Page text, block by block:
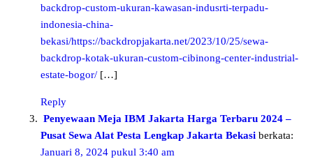
backdrop-custom-ukuran-kawasan-indusrti-terpadu-
indonesia-china-
bekasi/https://backdropjakarta.net/2023/10/25/sewa-
backdrop-kotak-ukuran-custom-cibinong-center-industrial-
estate-bogor/ […]
Reply
Penyewaan Meja IBM Jakarta Harga Terbaru 2024 –
Pusat Sewa Alat Pesta Lengkap Jakarta Bekasi berkata:
Januari 8, 2024 pukul 3:40 am